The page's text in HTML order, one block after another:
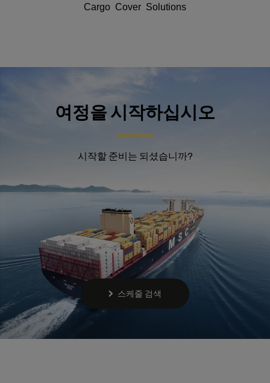
Cargo Cover Solutions
여정을 시작하십시오
시작할 준비는 되셨습니까?
스케줄 검색